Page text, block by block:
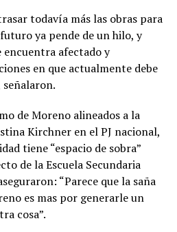
todavía más las obras para
ya pende de un hilo, y
afectado y
en que actualmente debe
señalaron.
de Moreno alineados a la
Kirchner en el PJ nacional,
tiene “espacio de sobra”
de la Escuela Secundaria
“Parece que la saña
es mas por generarle un
cosa”.